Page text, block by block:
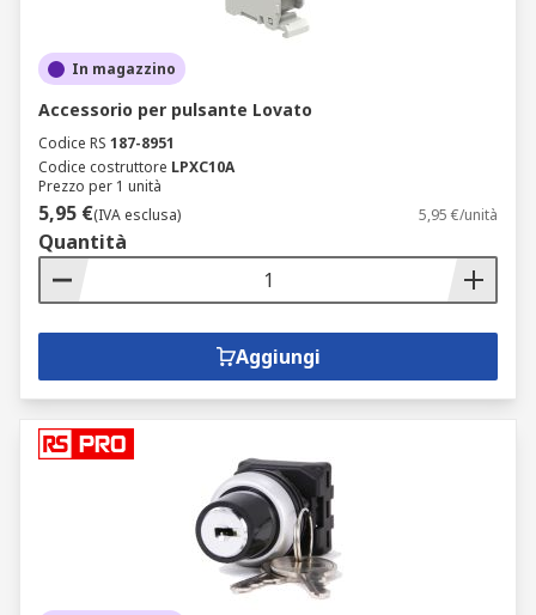
In magazzino
Accessorio per pulsante Lovato
Codice RS 187-8951
Codice costruttore LPXC10A
Prezzo per 1 unità
5,95 €(IVA esclusa) 5,95 €/unità
Quantità
Aggiungi